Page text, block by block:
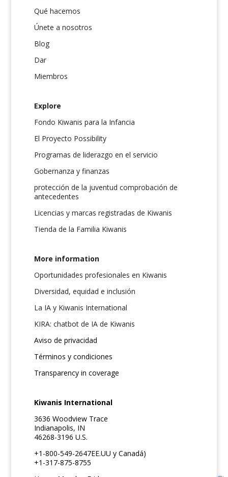
Qué hacemos
Únete a nosotros
Blog
Dar
Miembros
Explore
Fondo Kiwanis para la Infancia
El Proyecto Possibility
Programas de liderazgo en el servicio
Gobernanza y finanzas
protección de la juventud comprobación de
antecedentes
Licencias y marcas registradas de Kiwanis
Tienda de la Familia Kiwanis
More information
Oportunidades profesionales en Kiwanis
Diversidad, equidad e inclusión
La IA y Kiwanis International
KIRA: chatbot de IA de Kiwanis
Aviso de privacidad
Términos y condiciones
Transparency in coverage
Kiwanis International
3636 Woodview Trace
Indianapolis, IN
46268-3196 U.S.
+1-800-549-2647EE.UU y Canadá)
+1-317-875-8755